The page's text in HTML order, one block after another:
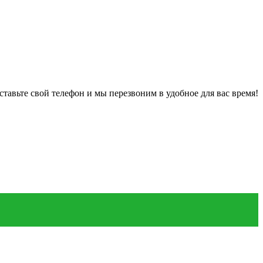
свой телефон и мы перезвоним в удобное для вас время!